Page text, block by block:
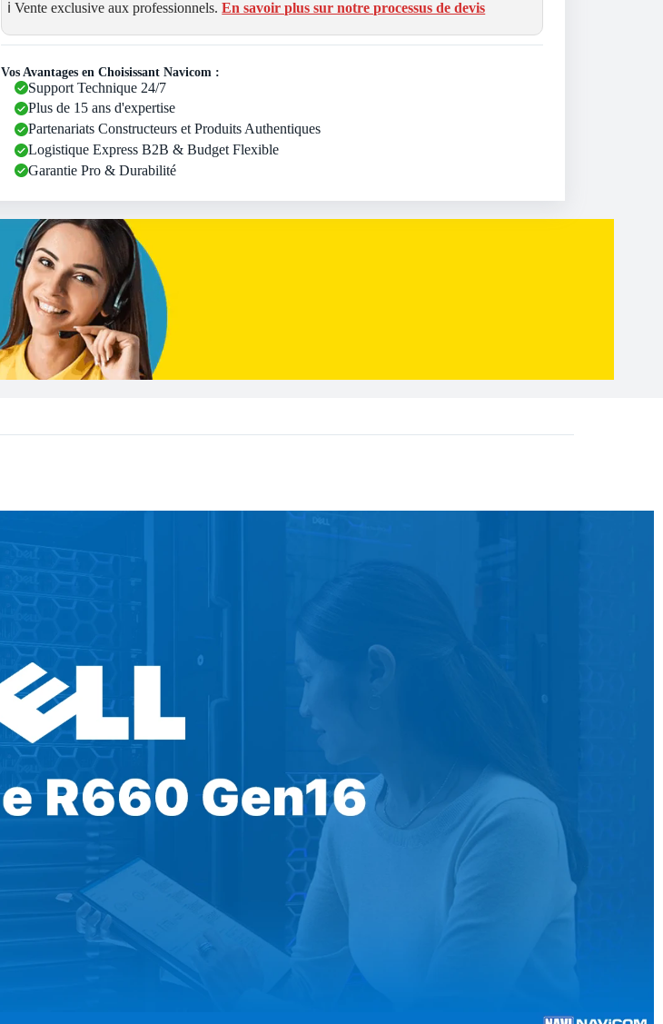
ℹ️ Vente exclusive aux professionnels.En savoir plus sur notre processus de devis
Vos Avantages en Choisissant Navicom :
Support Technique 24/7
Plus de 15 ans d'expertise
Partenariats Constructeurs et Produits Authentiques
Logistique Express B2B & Budget Flexible
Garantie Pro & Durabilité